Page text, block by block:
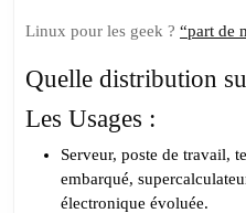
Linux pour les geek ? “part de
Quelle distribution
Les Usages :
Serveur, poste de travail,
embarqué,
électronique évoluée.